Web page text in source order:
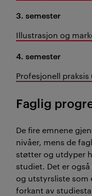
3. semester
Illustrasjon og
4. semester
Profesjonell praksis
Faglig
De fire emnene
nivåer, mens de
støtter og utdyper
studiet. Det er
og utstyrsliste som
forkant av